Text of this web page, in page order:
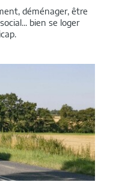
déménager, être
bien se loger